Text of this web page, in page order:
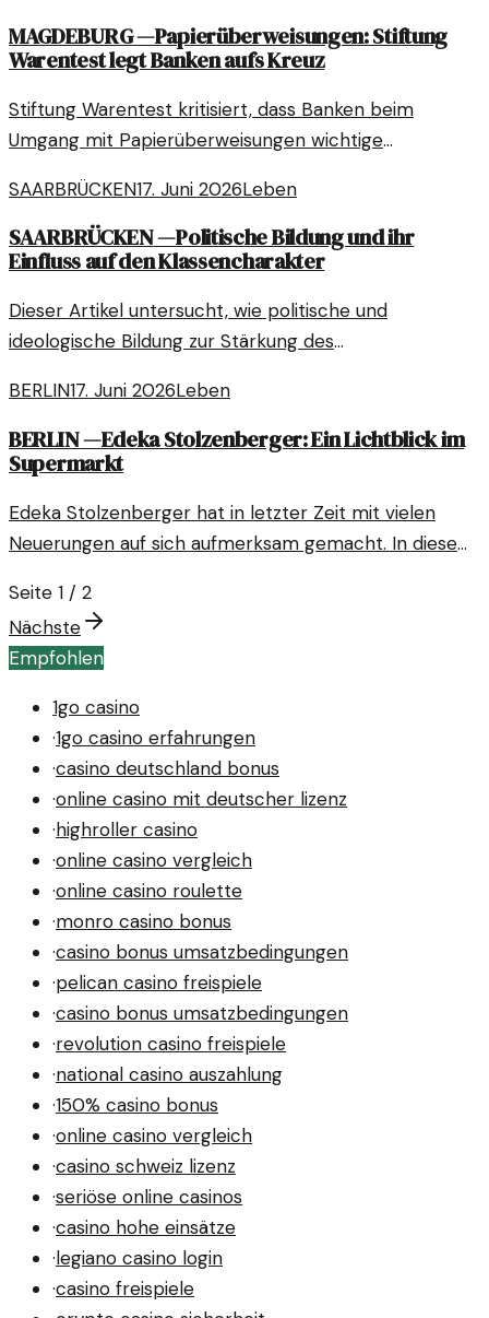
MAGDEBURG—Papierüberweisungen: Stiftung
Warentest legt Banken aufs Kreuz
Stiftung Warentest kritisiert, dass Banken beim
Umgang mit Papierüberweisungen wichtige
Folgen haben.
SAARBRÜCKEN17. Juni 2026Leben
SAARBRÜCKEN—Politische Bildung und ihr
Einfluss auf den Klassencharakter
Dieser Artikel untersucht, wie politische und
ideologische Bildung zur Stärkung des
Die Bildung spielt eine zentrale Rolle bei der
Identitätsbildung und dem kollektiven Handeln der
Arbeiter.
BERLIN17. Juni 2026Leben
BERLIN—Edeka Stolzenberger: Ein Lichtblick im
Supermarkt
Edeka Stolzenberger hat in letzter Zeit mit vielen
Neuerungen auf sich aufmerksam gemacht. In diesem
Entwicklungen und die kreative Vision hinter dem
Supermarkt.
Seite 1 / 2
Nächste
Empfohlen
1go casino
·1go casino erfahrungen
·casino deutschland bonus
·online casino mit deutscher lizenz
·highroller casino
·online casino vergleich
·online casino roulette
·monro casino bonus
·casino bonus umsatzbedingungen
·pelican casino freispiele
·casino bonus umsatzbedingungen
·revolution casino freispiele
·national casino auszahlung
·150% casino bonus
·online casino vergleich
·casino schweiz lizenz
·seriöse online casinos
·casino hohe einsätze
·legiano casino login
·casino freispiele